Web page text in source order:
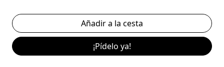
¡Pídelo ya!